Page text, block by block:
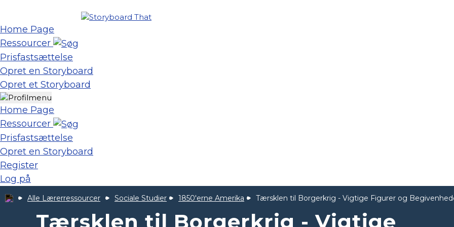
Home Page
Ressourcer
Prisfastsættelse
Opret en Storyboard
Opret et Storyboard
Home Page
Ressourcer
Prisfastsættelse
Opret en Storyboard
Register
Log på
Alle Lærerressourcer Sociale Studier 1850'erne Amerika Tærsklen til Borgerkrig - Vigtige Figurer og
Tærsklen til Borgerkrig - Vigtige